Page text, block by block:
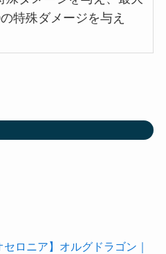
特殊ダメージを与え
セロニア】オルグドラゴン｜